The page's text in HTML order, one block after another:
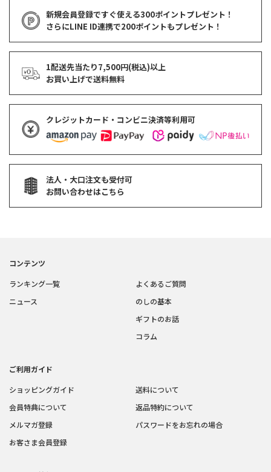
新規会員登録ですぐ使える300ポイントプレゼント！
さらにLINE ID連携で200ポイントもプレゼント！
1配送先当たり7,500円(税込)以上
お買い上げで送料無料
クレジットカード・コンビニ決済等利用可
法人・大口注文も受付可
お問い合わせはこちら
コンテンツ
ランキング一覧
ニュース
よくあるご質問
のしの基本
ギフトのお話
コラム
ご利用ガイド
ショッピングガイド
会員特典について
メルマガ登録
お客さま会員登録
送料について
返品特約について
パスワードをお忘れの場合